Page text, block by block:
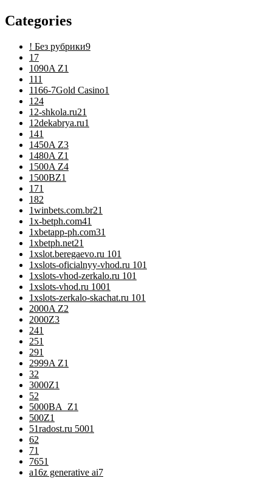
Categories
! Без рубрики9
1 7
1090A Z1
111
1166-7Gold Casino1
124
12-shkola.ru21
12dekabrya.ru1
141
1450A Z3
1480A Z1
1500A Z4
1500BZ1
171
182
1winbets.com.br21
1x-betph.com41
1xbetapp-ph.com31
1xbetph.net21
1xslot.beregaevo.ru 101
1xslots-oficialnyy-vhod.ru 101
1xslots-vhod-zerkalo.ru 101
1xslots-vhod.ru 1001
1xslots-zerkalo-skachat.ru 101
2000A Z2
2000Z3
241
251
291
2999A Z1
32
3000Z1
52
5000BA_Z1
500Z1
51radost.ru 5001
62
71
7651
a16z generative ai7